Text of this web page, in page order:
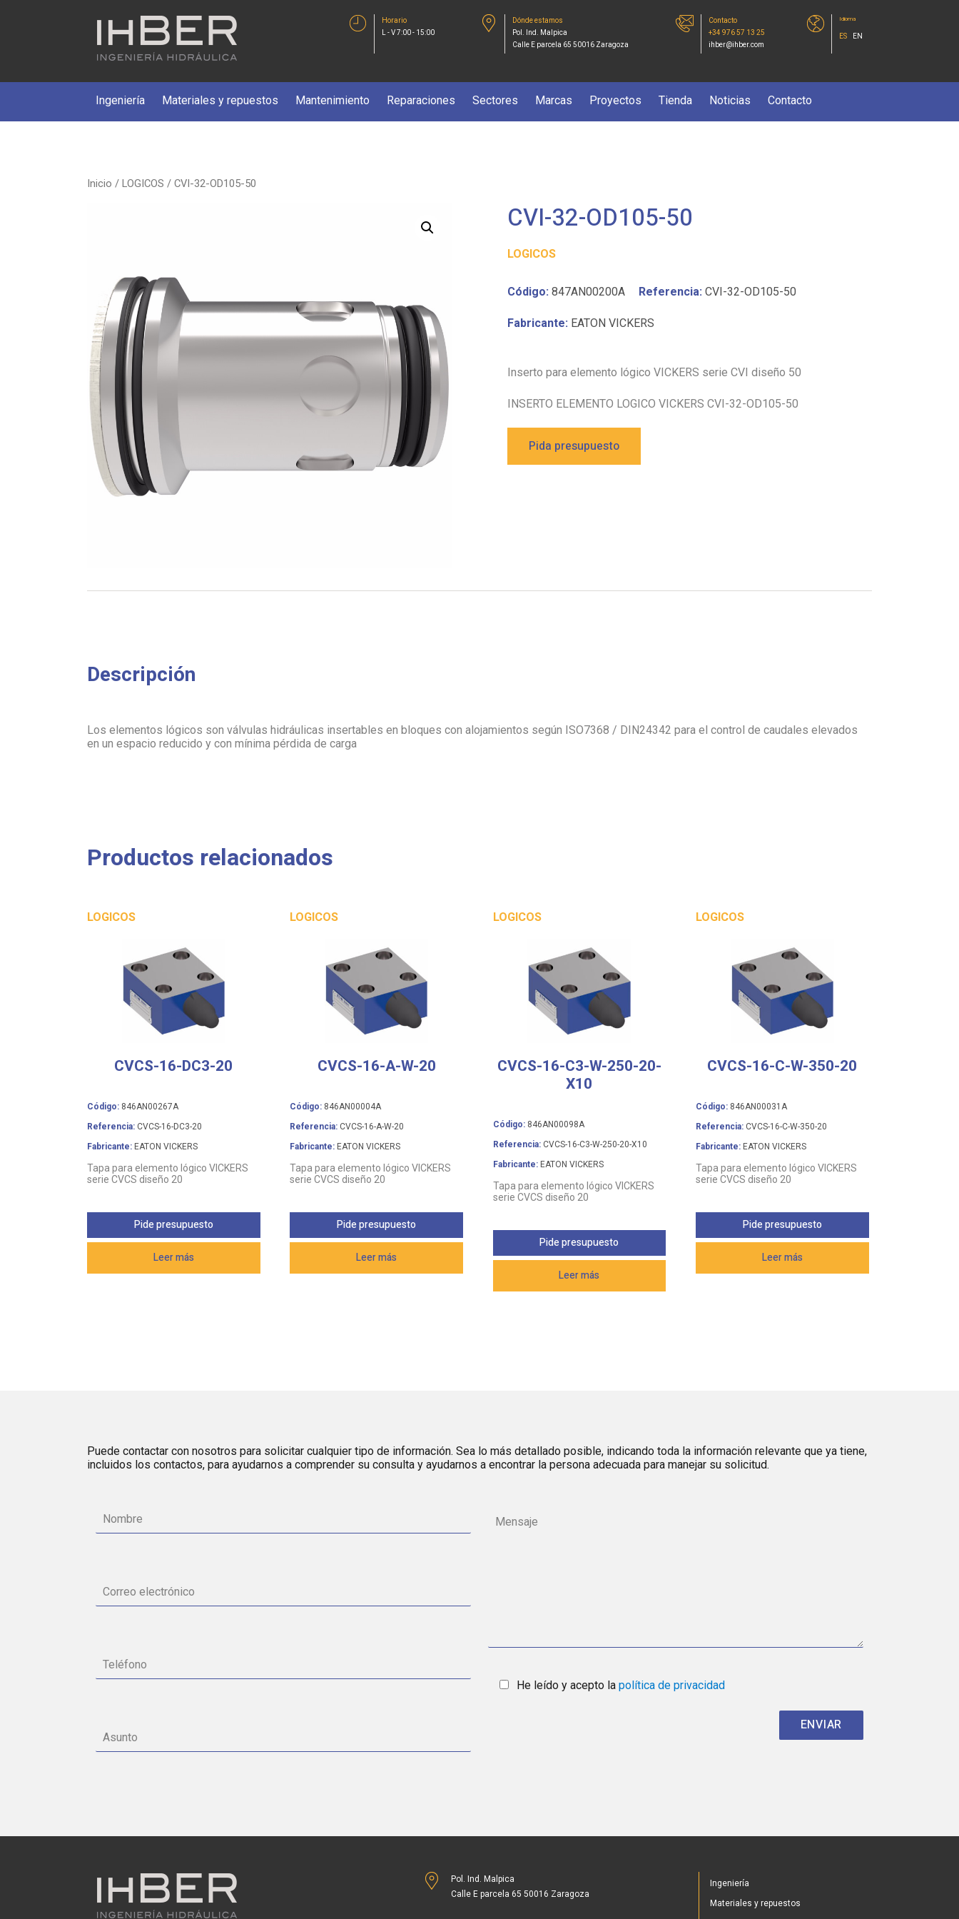
Horario
L - V 7:00 - 15:00
Dónde estamos
Pol. Ind. Malpica
Calle E parcela 65 50016 Zaragoza
Contacto
+34 976 57 13 25
ihber@ihber.com
Idioma
ES EN
Ingeniería Materiales y repuestos Mantenimiento Reparaciones Sectores Marcas Proyectos Tienda Noticias Contacto
Inicio / LOGICOS / CVI-32-OD105-50
CVI-32-OD105-50
LOGICOS
Código: 847AN00200A Referencia: CVI-32-OD105-50
Fabricante: EATON VICKERS
Inserto para elemento lógico VICKERS serie CVI diseño 50
INSERTO ELEMENTO LOGICO VICKERS CVI-32-OD105-50
Pida presupuesto
Descripción
Los elementos lógicos son válvulas hidráulicas insertables en bloques con alojamientos según ISO7368 / DIN24342 para el control de caudales elevados
en un espacio reducido y con mínima pérdida de carga
Productos relacionados
LOGICOS
CVCS-16-DC3-20
Código: 846AN00267A
Referencia: CVCS-16-DC3-20
Fabricante: EATON VICKERS
Tapa para elemento lógico VICKERS
serie CVCS diseño 20
Leer más
Pide presupuesto
LOGICOS
CVCS-16-A-W-20
Código: 846AN00004A
Referencia: CVCS-16-A-W-20
Fabricante: EATON VICKERS
Tapa para elemento lógico VICKERS
serie CVCS diseño 20
Leer más
Pide presupuesto
LOGICOS
CVCS-16-C3-W-250-20-
X10
Código:846AN00098A
Referencia:CVCS-16-C3-W-250-20-X10
Fabricante:EATON VICKERS
Tapa para elemento lógico VICKERS
serie CVCS diseño 20
Leer más
Pide presupuesto
LOGICOS
CVCS-16-C-W-350-20
Código: 846AN00031A
Referencia: CVCS-16-C-W-350-20
Fabricante: EATON VICKERS
Tapa para elemento lógico VICKERS
serie CVCS diseño 20
Leer más
Pide presupuesto
Puede contactar con nosotros para solicitar cualquier tipo de información. Sea lo más detallado posible, indicando toda la información relevante que ya tiene,
incluidos los contactos, para ayudarnos a comprender su consulta y ayudarnos a encontrar la persona adecuada para manejar su solicitud.
He leído y acepto la política de privacidad
Pol. Ind. Malpica
Calle E parcela 65 50016 Zaragoza
Ingeniería
Materiales y repuestos